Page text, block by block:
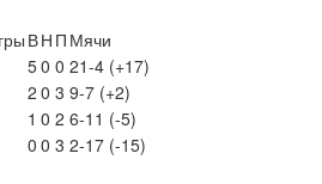
ВН П Мячи
50 0 21-4 (+17)
2 0 3 9-7 (+2)
1 0 2 6-11 (-5)
0 0 3 2-17 (-15)